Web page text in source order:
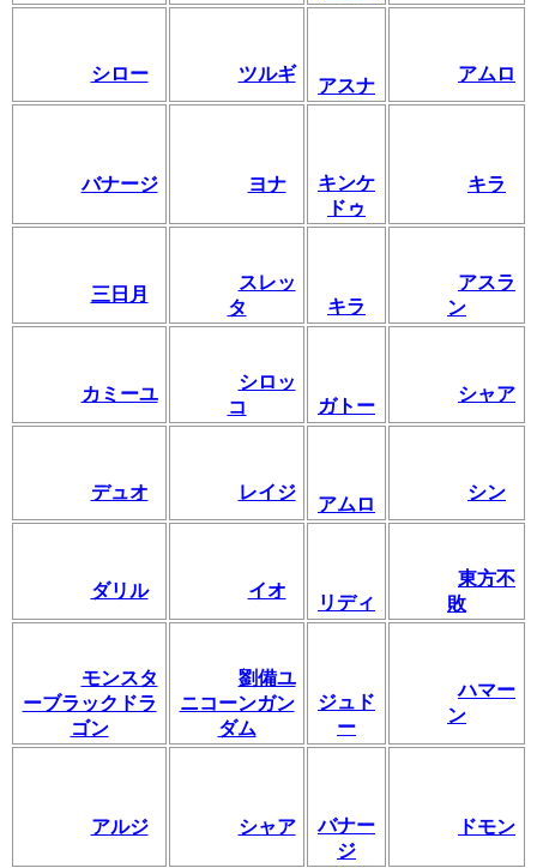
シロー ツルギ
アスナ
アムロ
バナージ ヨナ
キンケ
ドゥ
キラ
三日月
スレッ
タ
キラ
アスラ
ン
カミーユ
シロッ
コ
ガトー
シャア
デュオ レイジ
アムロ
シン
ダリル イオ
リディ
東方不
敗
モンスタ
ーブラックドラ
ゴン
劉備ユ
ニコーンガン
ダム
ジュド
ー
ハマー
ン
アルジ シャア
バナー
ジ
ドモン